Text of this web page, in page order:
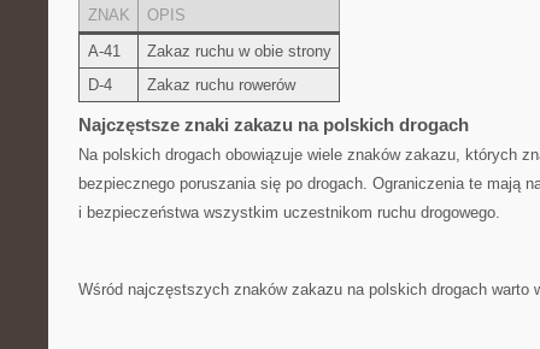
ZNAK
OPIS
A-41
Zakaz ruchu w obie strony
D-4
Zakaz ruchu rowerów
Najczęstsze znaki zakazu na polskich drogach
Na ​polskich drogach⁣ obowiązuje ‍wiele znaków zakazu, których
bezpiecznego poruszania się po drogach. ⁤Ograniczenia te mają
i bezpieczeństwa wszystkim uczestnikom ruchu drogowego.
Wśród najczęstszych znaków zakazu ‍na polskich drogach warto